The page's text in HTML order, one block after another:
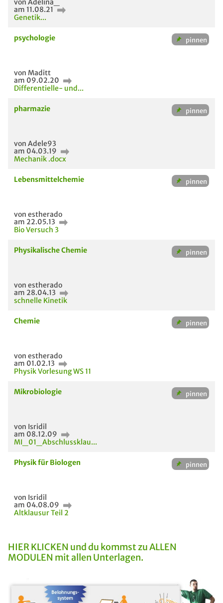
von Adelina_
am 11.08.21
Genetik...
psychologie
von Maditt
am 09.02.20
Differentielle- und...
pharmazie
von Adele93
am 04.03.19
Mechanik .docx
Lebensmittelchemie
von estherado
am 22.05.13
Bio Versuch 3
Physikalische Chemie
von estherado
am 28.04.13
schnelle Kinetik
Chemie
von estherado
am 01.02.13
Physik Vorlesung WS 11
Mikrobiologie
von Isridil
am 08.12.09
MI_01_Abschlussklau...
Physik für Biologen
von Isridil
am 04.08.09
Altklausur Teil 2
HIER KLICKEN und du kommst zu ALLEN
MODULEN mit allen Unterlagen.